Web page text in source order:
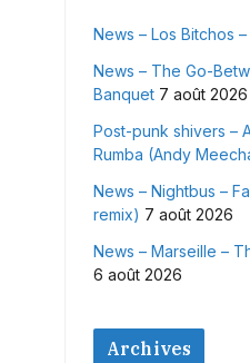
News – Los Bitchos
News – The Go-
Banquet 7 août 2026
Post-punk shivers –
Rumba (Andy
News – Nightbus –
remix) 7 août 2026
News – Marseille –
6 août 2026
Archives